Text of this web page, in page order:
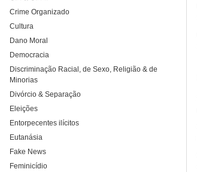
Crime Organizado
Cultura
Dano Moral
Democracia
Discriminação Racial, de Sexo, Religião & de
Minorias
Divórcio & Separação
Eleições
Entorpecentes ilícitos
Eutanásia
Fake News
Feminicídio